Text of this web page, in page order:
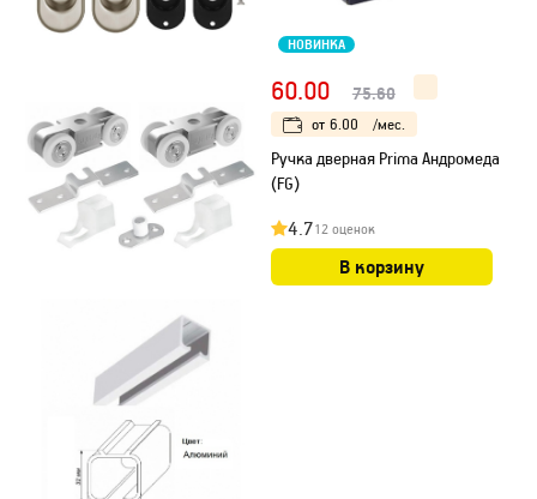
НОВИНКА
60.00 75.60
от 6.00 /мес.
Ручка дверная Prima Андромеда
(FG)
4.712 оценок
В корзину